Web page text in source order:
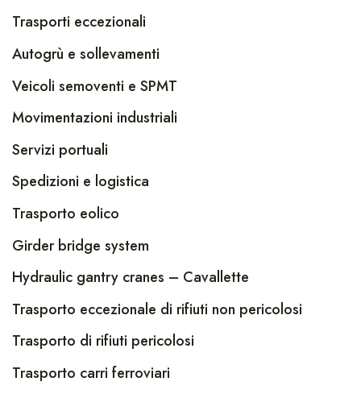
Trasporti eccezionali
Autogrù e sollevamenti
Veicoli semoventi e SPMT
Movimentazioni industriali
Servizi portuali
Spedizioni e logistica
Trasporto eolico
Girder bridge system
Hydraulic gantry cranes – Cavallette
Trasporto eccezionale di rifiuti non pericolosi
Trasporto di rifiuti pericolosi
Trasporto carri ferroviari